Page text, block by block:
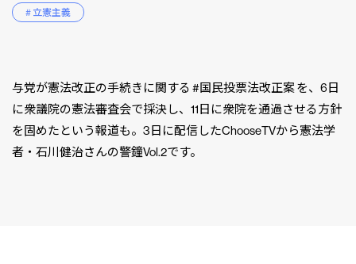
# 立憲主義
与党が憲法改正の手続きに関する #国民投票法改正案 を、6日
に衆議院の憲法審査会で採決し、11日に衆院を通過させる方針
を固めたという報道も。3日に配信したChooseTVから憲法学
者・石川健治さんの警鐘Vol.2です。